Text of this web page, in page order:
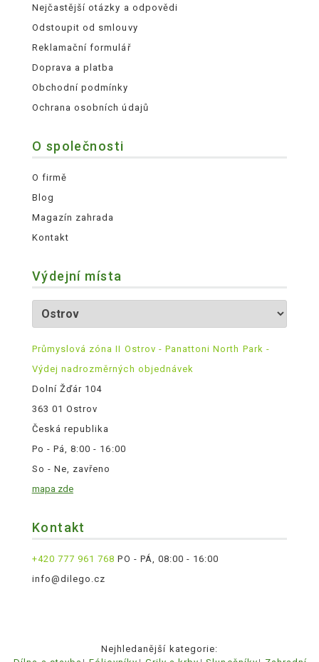
Nejčastější otázky a odpovědi
Odstoupit od smlouvy
Reklamační formulář
Doprava a platba
Obchodní podmínky
Ochrana osobních údajů
O společnosti
O firmě
Blog
Magazín zahrada
Kontakt
Výdejní místa
Průmyslová zóna II Ostrov - Panattoni North Park -
Výdej nadrozměrných objednávek
Dolní Žďár 104
363 01 Ostrov
Česká republika
Po - Pá, 8:00 - 16:00
So - Ne, zavřeno
mapa zde
Kontakt
+420 777 961 768 PO - PÁ, 08:00 - 16:00
info@dilego.cz
Nejhledanější kategorie: